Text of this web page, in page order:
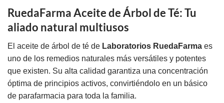
RuedaFarma Aceite de Árbol de Té: Tu
aliado natural multiusos
El aceite de árbol de té de Laboratorios RuedaFarma es
uno de los remedios naturales más versátiles y potentes
que existen. Su alta calidad garantiza una concentración
óptima de principios activos, convirtiéndolo en un básico
de parafarmacia para toda la familia.